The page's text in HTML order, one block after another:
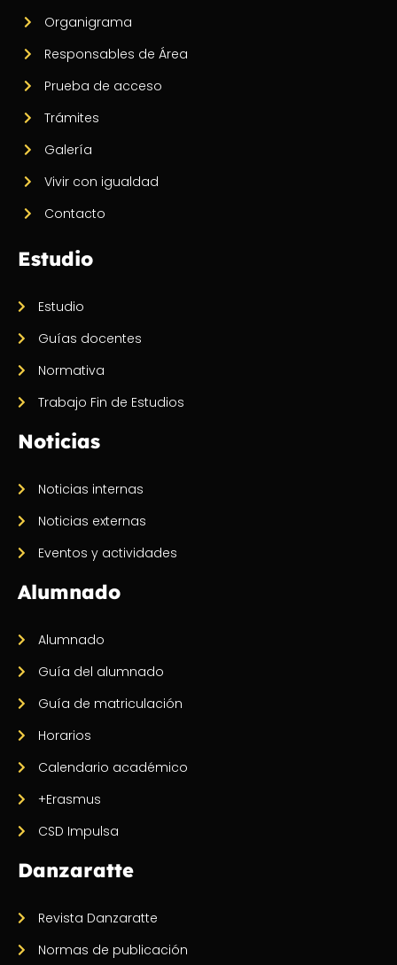
Organigrama
Responsables de Área
Prueba de acceso
Trámites
Galería
Vivir con igualdad
Contacto
Estudio
Estudio
Guías docentes
Normativa
Trabajo Fin de Estudios
Noticias
Noticias internas
Noticias externas
Eventos y actividades
Alumnado
Alumnado
Guía del alumnado
Guía de matriculación
Horarios
Calendario académico
+Erasmus
CSD Impulsa
Danzaratte
Revista Danzaratte
Normas de publicación